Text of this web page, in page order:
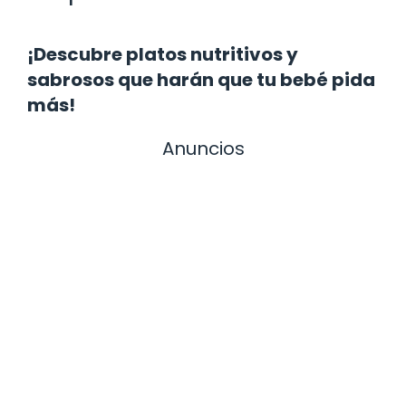
¡Descubre platos nutritivos y
sabrosos que harán que tu bebé pida
más!
Anuncios